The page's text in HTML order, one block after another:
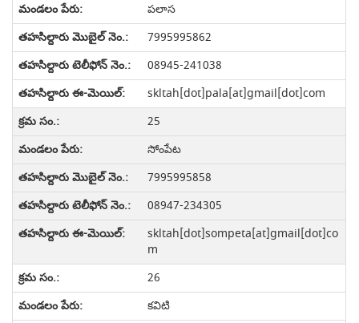
పలాస
7995995862
08945-241038
skltah[dot]pala[at]gmail[dot]com
25
సోంపేట
7995995858
08947-234305
skltah[dot]sompeta[at]gmail[dot]co
m
26
కవిటి